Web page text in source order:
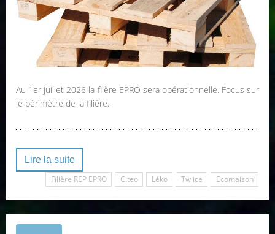
Au 1er juillet 2026 la filère EPRO sera opérationnelle. Focus sur
le périmètre de la filière.
Lire la suite
Filière REP EPRO
Citeo Léko Twiice Ecomaison